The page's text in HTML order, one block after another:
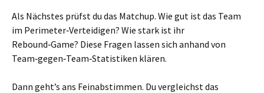
Als Nächstes prüfst du das Matchup. Wie gut ist das Team
im Perimeter‑Verteidigen? Wie stark ist ihr
Rebound‑Game? Diese Fragen lassen sich anhand von
Team‑gegen‑Team‑Statistiken klären.
Dann geht’s ans Feinabstimmen. Du vergleichst das